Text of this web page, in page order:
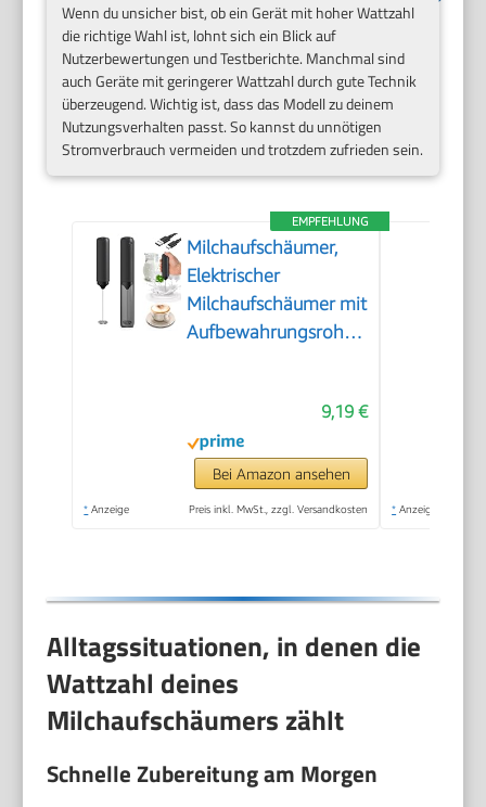
Wenn du unsicher bist, ob ein Gerät mit hoher Wattzahl
die richtige Wahl ist, lohnt sich ein Blick auf
Nutzerbewertungen und Testberichte. Manchmal sind
auch Geräte mit geringerer Wattzahl durch gute Technik
überzeugend. Wichtig ist, dass das Modell zu deinem
Nutzungsverhalten passt. So kannst du unnötigen
Stromverbrauch vermeiden und trotzdem zufrieden sein.
EMPFEHLUNG
Milchaufschäumer,
Elektrischer
Milchaufschäumer mit
Aufbewahrungsrohr,
mit 14.000 U/min,
Mini Mixer für Matcha
Latte, Cappuccino,
Küchenaccessoires
9,19 €
Bei Amazon ansehen
* Anzeige Preis inkl. MwSt., zzgl. Versandkosten * Anzeige
Alltagssituationen, in denen die
Wattzahl deines
Milchaufschäumers zählt
Schnelle Zubereitung am Morgen